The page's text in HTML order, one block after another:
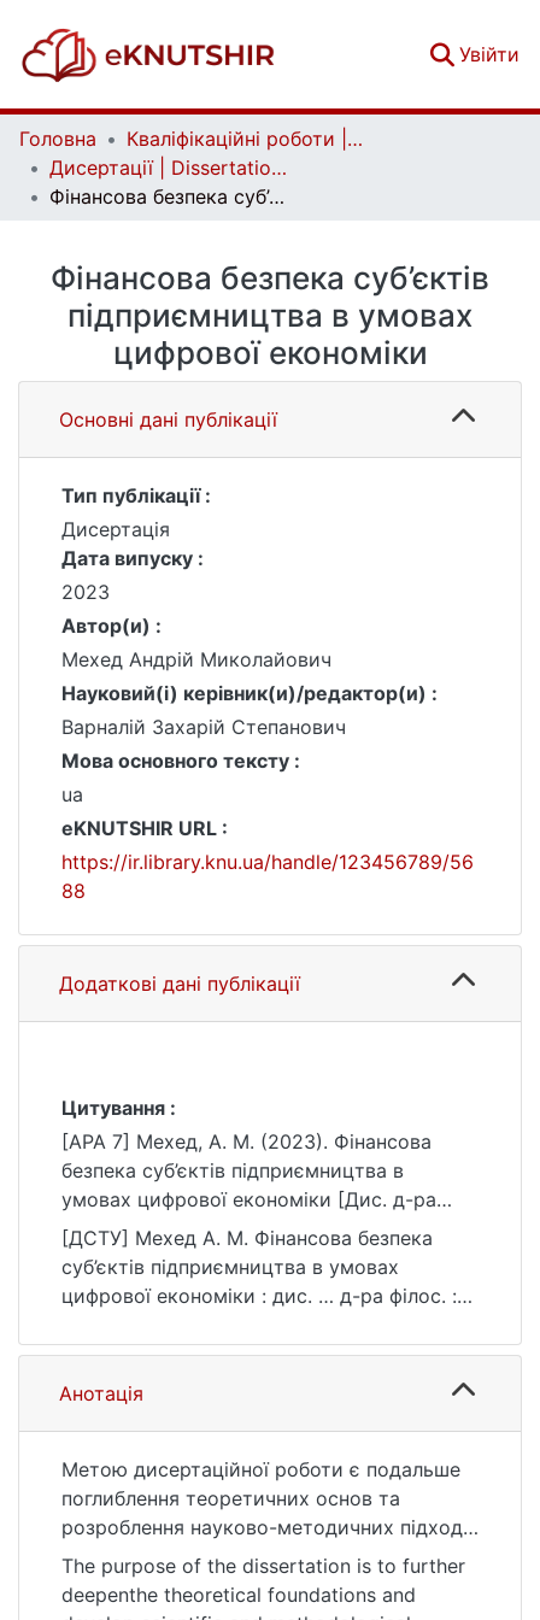
Увійти
Головна
Кваліфікаційні роботи | Qualifying works
Дисертації | Dissertations
Фінансова безпека суб’єктів підприємництва в умовах цифрової економіки
Фінансова безпека суб’єктів
підприємництва в умовах
цифрової економіки
Основні дані публікації
Тип публікації :
Дисертація
Дата випуску :
2023
Автор(и) :
Мехед Андрій Миколайович
Науковий(і) керівник(и)/редактор(и) :
Варналій Захарій Степанович
Мова основного тексту :
ua
eKNUTSHIR URL :
https://ir.library.knu.ua/handle/123456789/56
88
Додаткові дані публікації
Цитування :
[APA 7] Мехед, А. М. (2023). Фінансова
безпека суб’єктів підприємництва в
умовах цифрової економіки [Дис. д-ра
філос., Київський національний
університет імені Тараса Шевченка].
eKNUTSHIR.
https://ir.library.knu.ua/handle/123456789/56
88
[ДСТУ] Мехед А. М. Фінансова безпека
суб’єктів підприємництва в умовах
цифрової економіки : дис. … д-ра філос. :
2023. 289 с. URL:
https://ir.library.knu.ua/handle/123456789/56
88 (дата звернення: 25.07.2026).
Анотація
Метою дисертаційної роботи є подальше
поглиблення теоретичних основ та
розроблення науково-методичних підходів
і практичних рекомендацій щодо процесу
гарантування (зміцнення) фінансової
безпеки суб’єктів підприємництва в
The purpose of the dissertation is to further
deepenthe theoretical foundations and